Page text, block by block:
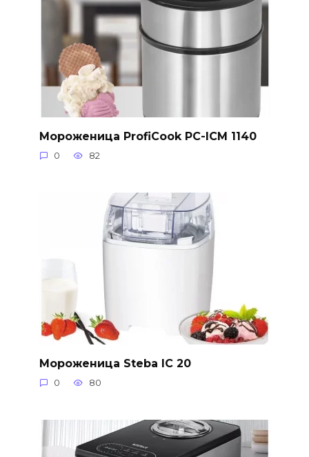
Мороженица ProfiCook PC-ICM 1140
0 82
Мороженица Steba IC 20
0 80